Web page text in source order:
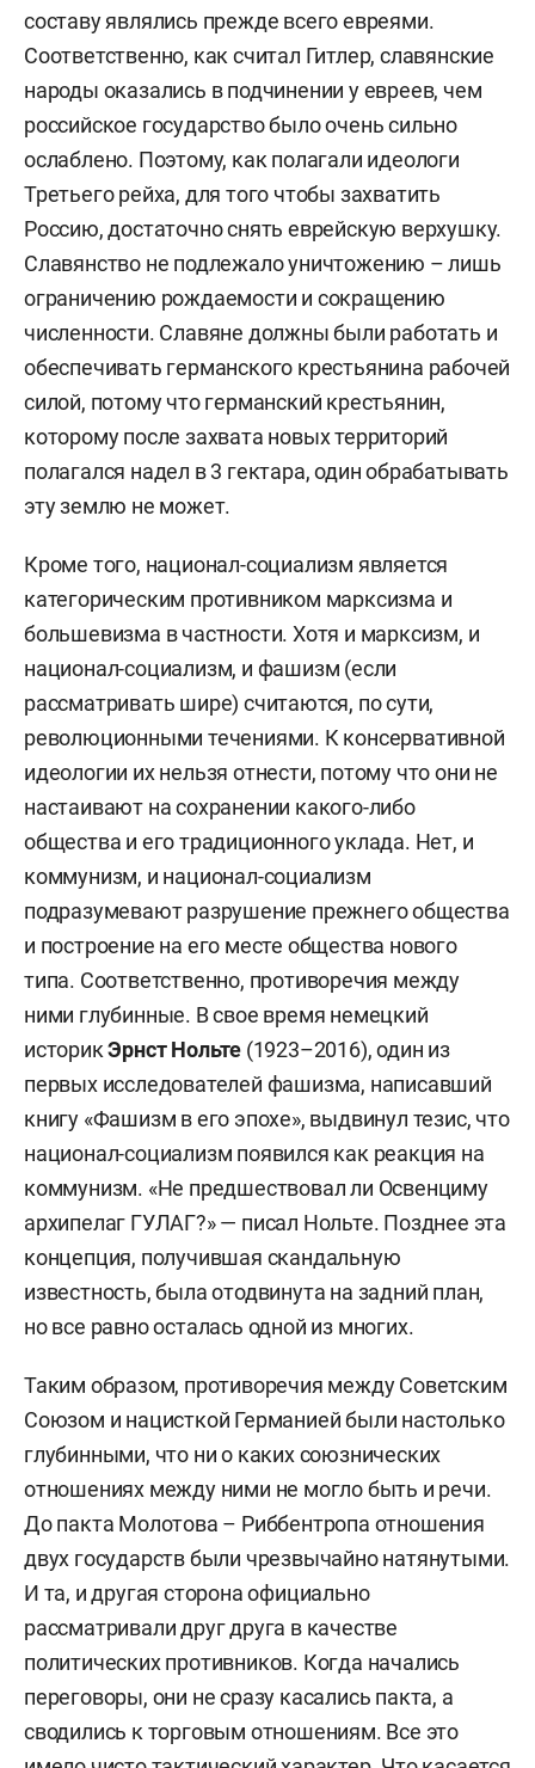
составу являлись прежде всего евреями.
Соответственно, как считал Гитлер, славянские
народы оказались в подчинении у евреев, чем
российское государство было очень сильно
ослаблено. Поэтому, как полагали идеологи
Третьего рейха, для того чтобы захватить
Россию, достаточно снять еврейскую верхушку.
Славянство не подлежало уничтожению – лишь
ограничению рождаемости и сокращению
численности. Славяне должны были работать и
обеспечивать германского крестьянина рабочей
силой, потому что германский крестьянин,
которому после захвата новых территорий
полагался надел в 3 гектара, один обрабатывать
эту землю не может.
Кроме того, национал-социализм является
категорическим противником марксизма и
большевизма в частности. Хотя и марксизм, и
национал-социализм, и фашизм (если
рассматривать шире) считаются, по сути,
революционными течениями. К консервативной
идеологии их нельзя отнести, потому что они не
настаивают на сохранении какого-либо
общества и его традиционного уклада. Нет, и
коммунизм, и национал-социализм
подразумевают разрушение прежнего общества
и построение на его месте общества нового
типа. Соответственно, противоречия между
ними глубинные. В свое время немецкий
историкЭрнст Нольте (1923–2016), один из
первых исследователей фашизма, написавший
книгу «Фашизм в его эпохе», выдвинул тезис, что
национал-социализм появился как реакция на
коммунизм. «Не предшествовал ли Освенциму
архипелаг ГУЛАГ?» — писал Нольте. Позднее эта
концепция, получившая скандальную
известность, была отодвинута на задний план,
но все равно осталась одной из многих.
Таким образом, противоречия между Советским
Союзом и нацисткой Германией были настолько
глубинными, что ни о каких союзнических
отношениях между ними не могло быть и речи.
До пакта Молотова – Риббентропа отношения
двух государств были чрезвычайно натянутыми.
И та, и другая сторона официально
рассматривали друг друга в качестве
политических противников. Когда начались
переговоры, они не сразу касались пакта, а
сводились к торговым отношениям. Все это